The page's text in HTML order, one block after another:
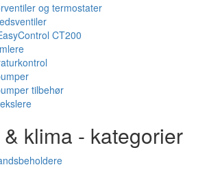
og termostater
CT200
tilbehør
klima - kategorier